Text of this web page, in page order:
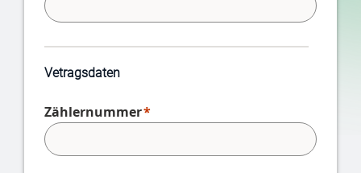
Vetragsdaten
Zählernummer